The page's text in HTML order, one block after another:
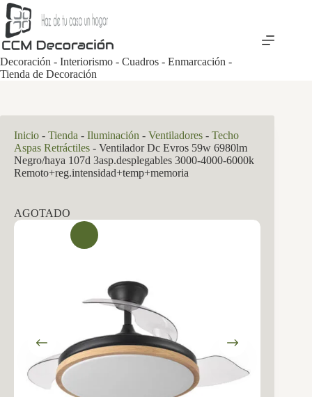
Saltar
al
contenido
Decoración - Interiorismo - Cuadros - Enmarcación -
Tienda de Decoración
Inicio - Tienda - Iluminación - Ventiladores - Techo
Aspas Retráctiles - Ventilador Dc Evros 59w 6980lm
Negro/haya 107d 3asp.desplegables 3000-4000-6000k
Remoto+reg.intensidad+temp+memoria
AGOTADO